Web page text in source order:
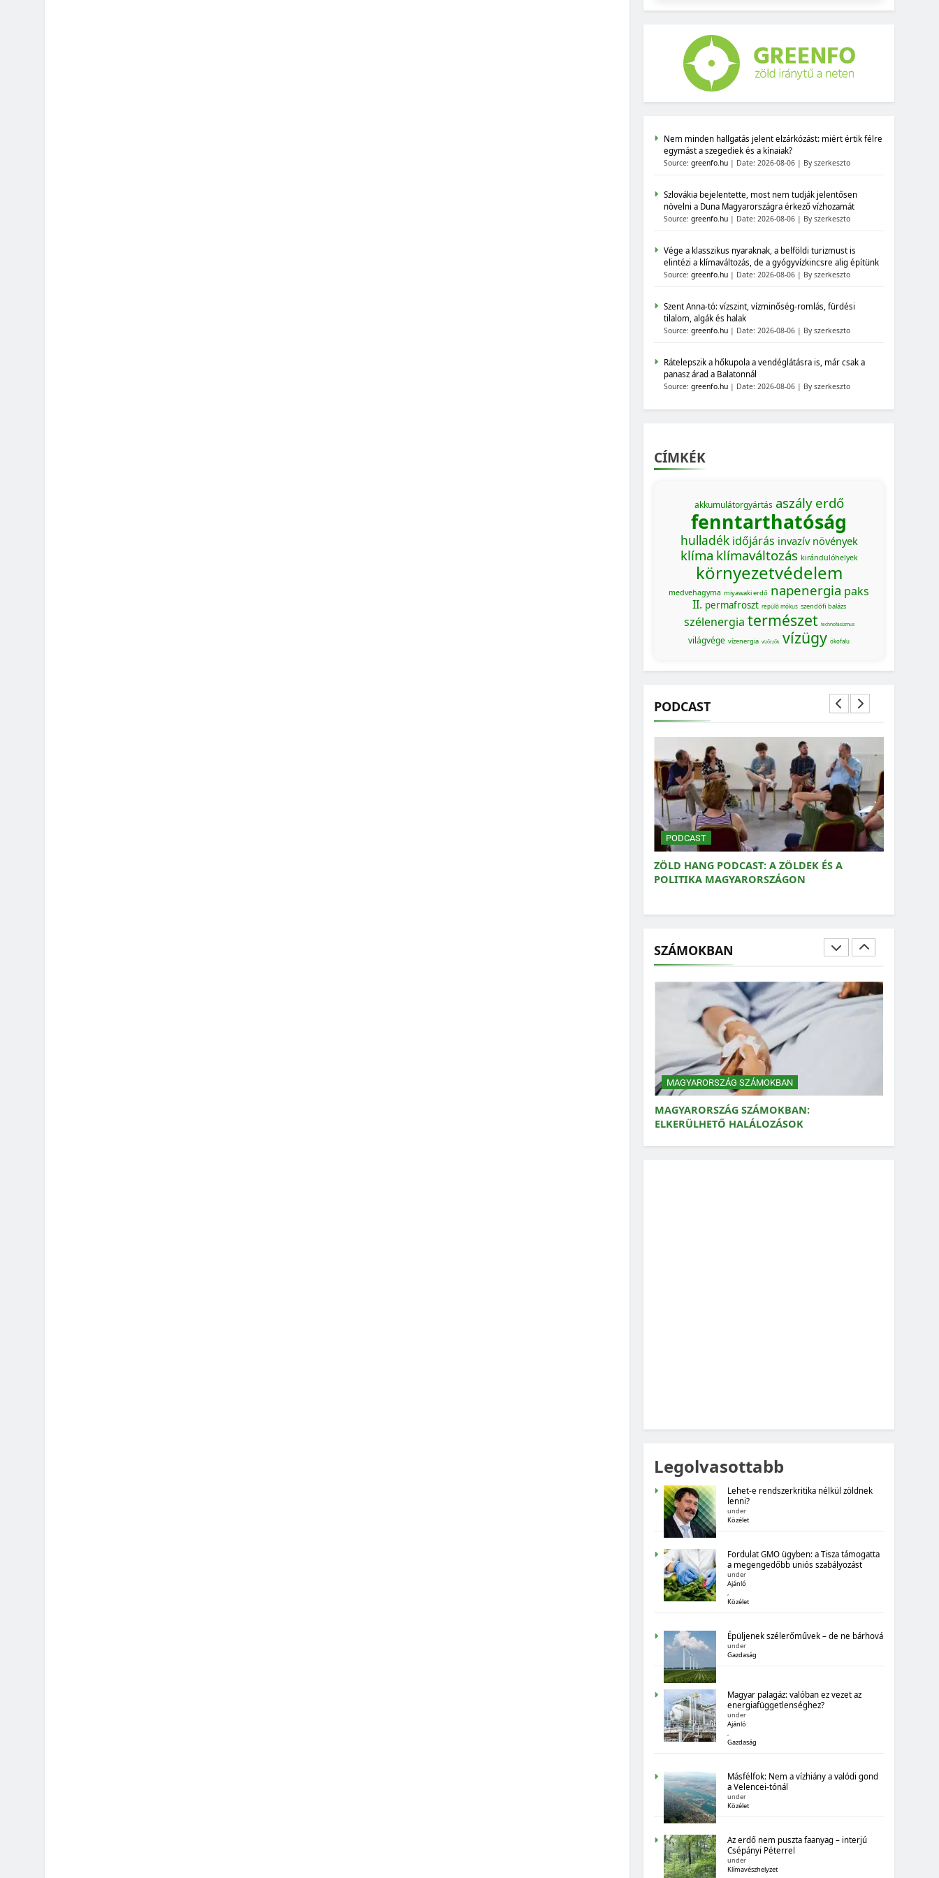
Nem minden hallgatás jelent elzárkózást: miért értik félre
egymást a szegediek és a kínaiak?
Source:greenfo.hu Date: 2026-08-06 By szerkeszto
Szlovákia bejelentette, most nem tudják jelentősen
növelni a Duna Magyarországra érkező vízhozamát
Source:greenfo.hu Date: 2026-08-06 By szerkeszto
Vége a klasszikus nyaraknak, a belföldi turizmust is
elintézi a klímaváltozás, de a gyógyvízkincsre alig építünk
Source:greenfo.hu Date: 2026-08-06 By szerkeszto
Szent Anna-tó: vízszint, vízminőség-romlás, fürdési
tilalom, algák és halak
Source:greenfo.hu Date: 2026-08-06 By szerkeszto
Rátelepszik a hőkupola a vendéglátásra is, már csak a
panasz árad a Balatonnál
Source:greenfo.hu Date: 2026-08-06 By szerkeszto
CÍMKÉK
akkumulátorgyártás aszály erdő
fenntarthatóság
hulladék időjárás invazív növények
klíma klímaváltozás kirándulóhelyek
környezetvédelem
medvehagyma miyawaki erdő napenergia paks
II. permafroszt repülő mókus szendőfi balázs
szélenergia természet technofasizmus
világvége vízenergia vízőrzők vízügy ökofalu
PODCAST
PODCAST
ZÖLD HANG PODCAST: A ZÖLDEK ÉS A
POLITIKA MAGYARORSZÁGON
SZÁMOKBAN
MAGYARORSZÁG SZÁMOKBAN
MAGYARORSZÁG SZÁMOKBAN: A NŐK
SZEREPVÁLLALÁSA A KÖZÉLETBEN
MAGYARORSZÁG SZÁMOKBAN: FOGYASZTÁSI
LÁBNYOM
MAGYARORSZÁG SZÁMOKBAN
MAGYARORSZÁG SZÁMOKBAN:
ELKERÜLHETŐ HALÁLOZÁSOK
BIZALOM, GAZDASÁGI VÁRAKOZÁSOK
MAGYARORSZÁG SZÁMOKBAN:
ÁLLAMADÓSSÁG
MAGYARORSZÁG SZÁMOKBAN
MAGYARORSZÁG SZÁMOKBAN:
BIOGAZDÁLKODÁS
MAGYARORSZÁG SZÁMOKBAN
Legolvasottabb
Lehet-e rendszerkritika nélkül zöldnek
lenni?
under
Közélet
Fordulat GMO ügyben: a Tisza támogatta
a megengedőbb uniós szabályozást
under
Ajánló
Közélet
Épüljenek szélerőművek – de ne bárhová
under
Gazdaság
Magyar palagáz: valóban ez vezet az
energiafüggetlenséghez?
under
Ajánló
Gazdaság
Másfélfok: Nem a vízhiány a valódi gond
a Velencei-tónál
under
Közélet
Az erdő nem puszta faanyag – interjú
Csépányi Péterrel
under
Klímavészhelyzet